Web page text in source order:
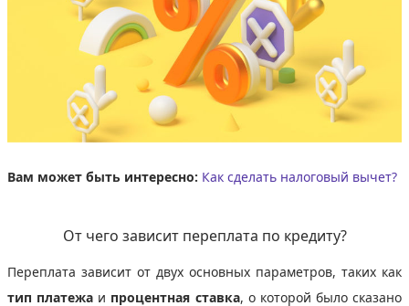
Вам может быть интересно: Как сделать налоговый вычет?
От чего зависит переплата по кредиту?
Переплата зависит от двух основных параметров, таких как
тип платежа и процентная ставка, о которой было сказано